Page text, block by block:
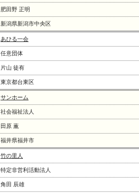
肥田野 正明
新潟県新潟市中央区
あひる一会
任意団体
片山 徒有
東京都台東区
サンホーム
社会福祉法人
田原 薫
福井県福井市
竹の里人
特定非営利活動法人
角田 辰雄